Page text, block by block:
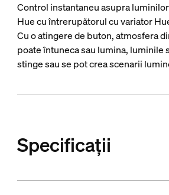
Control instantaneu asupra
Hue cu întrerupătorul cu variator
Cu o atingere de buton, atmosfera
poate întuneca sau lumina, luminile
stinge sau se pot crea scenarii
Specificații